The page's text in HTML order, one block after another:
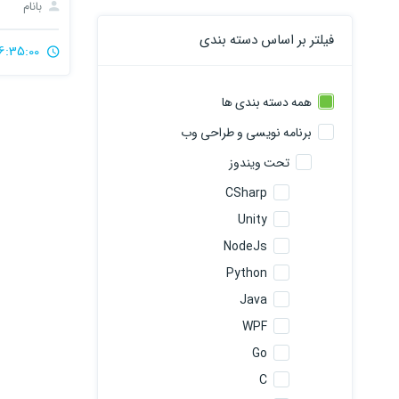
فیلتر بر اساس دسته بندی
همه دسته بندی ها
برنامه نویسی و طراحی وب
تحت ویندوز
CSharp
Unity
NodeJs
Python
Java
WPF
Go
C
بانام
6:35:00